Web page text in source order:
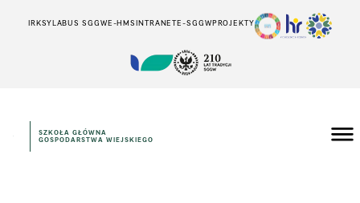
IRKSYLABUS SGGWE-HMSINTRANETE-SGGWPROJEKTY
SZKOŁA GŁÓWNA
GOSPODARSTWA WIEJSKIEGO